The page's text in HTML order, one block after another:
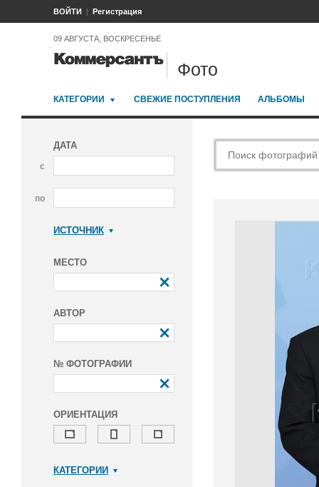
ВОЙТИ Регистрация
09 АВГУСТА, ВОСКРЕСЕНЬЕ
Фото
КАТЕГОРИИ СВЕЖИЕ ПОСТУПЛЕНИЯ АЛЬБОМЫ
ДАТА
с
по
ИСТОЧНИК
МЕСТО
АВТОР
№ ФОТОГРАФИИ
ОРИЕНТАЦИЯ
КАТЕГОРИИ